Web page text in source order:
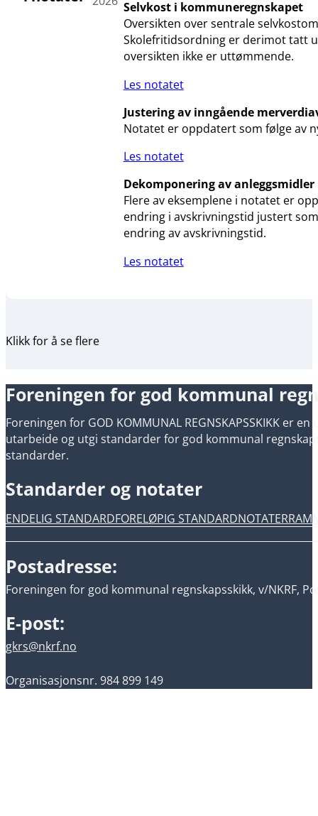
Selvkost i kommuneregnskapet
Oversikten over sentrale
Skolefritidsordning er derimot tatt
oversikten ikke er uttømmende.
Les notatet
Justering av inngående
Notatet er oppdatert som følge av
Les notatet
Dekomponering av anleggsmidler
Flere av eksemplene i notatet er
endring i avskrivningstid justert
endring av avskrivningstid.
Les notatet
Klikk for å se flere
Foreningen for god kommunal
Foreningen for GOD KOMMUNAL REGNSKAPSSKIKK
utarbeide og utgi standarder for god kommunal
standarder.
Standarder og notater
ENDELIG STANDARDFORELØPIG STANDARDNOTATER
Postadresse:
Foreningen for god kommunal regnskapsskikk, v/NKRF,
E-post:
gkrs@nkrf.no
Organisasjonsnr. 984 899 149